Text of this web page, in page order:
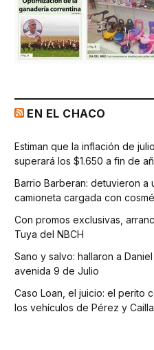
EN EL CHACO
Estiman que la inflación de
superará los $1.650 a fin de
Barrio Barberan: detuvieron
camioneta cargada con
Con promos exclusivas,
Tuya del NBCH
Sano y salvo: hallaron a
avenida 9 de Julio
Caso Loan, el juicio: el perito
los vehículos de Pérez y